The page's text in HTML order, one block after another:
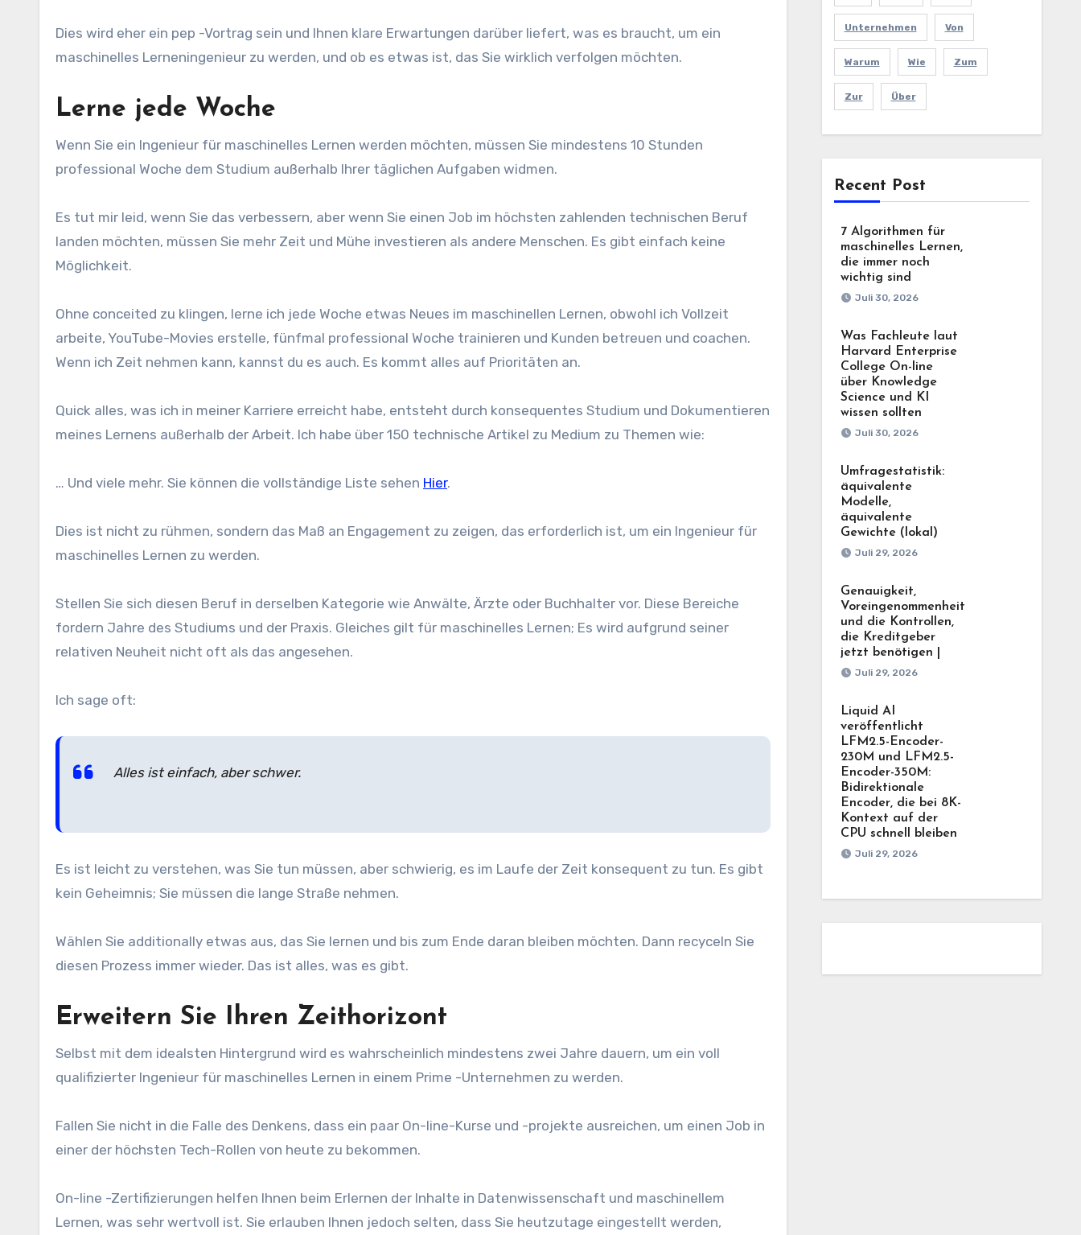
Dies wird eher ein pep -Vortrag sein und Ihnen klare Erwartungen darüber liefert, was es braucht, um ein
maschinelles Lerneningenieur zu werden, und ob es etwas ist, das Sie wirklich verfolgen möchten.
Lerne jede Woche
Wenn Sie ein Ingenieur für maschinelles Lernen werden möchten, müssen Sie mindestens 10 Stunden
professional Woche dem Studium außerhalb Ihrer täglichen Aufgaben widmen.
Es tut mir leid, wenn Sie das verbessern, aber wenn Sie einen Job im höchsten zahlenden technischen Beruf
landen möchten, müssen Sie mehr Zeit und Mühe investieren als andere Menschen. Es gibt einfach keine
Möglichkeit.
Ohne conceited zu klingen, lerne ich jede Woche etwas Neues im maschinellen Lernen, obwohl ich Vollzeit
arbeite, YouTube-Movies erstelle, fünfmal professional Woche trainieren und Kunden betreuen und coachen.
Wenn ich Zeit nehmen kann, kannst du es auch. Es kommt alles auf Prioritäten an.
Quick alles, was ich in meiner Karriere erreicht habe, entsteht durch konsequentes Studium und Dokumentieren
meines Lernens außerhalb der Arbeit. Ich habe über 150 technische Artikel zu Medium zu Themen wie:
… Und viele mehr. Sie können die vollständige Liste sehen Hier.
Dies ist nicht zu rühmen, sondern das Maß an Engagement zu zeigen, das erforderlich ist, um ein Ingenieur für
maschinelles Lernen zu werden.
Stellen Sie sich diesen Beruf in derselben Kategorie wie Anwälte, Ärzte oder Buchhalter vor. Diese Bereiche
fordern Jahre des Studiums und der Praxis. Gleiches gilt für maschinelles Lernen; Es wird aufgrund seiner
relativen Neuheit nicht oft als das angesehen.
Ich sage oft:
Alles ist einfach, aber schwer.
Es ist leicht zu verstehen, was Sie tun müssen, aber schwierig, es im Laufe der Zeit konsequent zu tun. Es gibt
kein Geheimnis; Sie müssen die lange Straße nehmen.
Wählen Sie additionally etwas aus, das Sie lernen und bis zum Ende daran bleiben möchten. Dann recyceln Sie
diesen Prozess immer wieder. Das ist alles, was es gibt.
Erweitern Sie Ihren Zeithorizont
Selbst mit dem idealsten Hintergrund wird es wahrscheinlich mindestens zwei Jahre dauern, um ein voll
qualifizierter Ingenieur für maschinelles Lernen in einem Prime -Unternehmen zu werden.
Fallen Sie nicht in die Falle des Denkens, dass ein paar On-line-Kurse und -projekte ausreichen, um einen Job in
einer der höchsten Tech-Rollen von heute zu bekommen.
On-line -Zertifizierungen helfen Ihnen beim Erlernen der Inhalte in Datenwissenschaft und maschinellem
Lernen, was sehr wertvoll ist. Sie erlauben Ihnen jedoch selten, dass Sie heutzutage eingestellt werden,
Unternehmen Von
Warum Wie Zum
Zur Über
Recent Post
7 Algorithmen für
maschinelles Lernen,
die immer noch
wichtig sind
Juli 30, 2026
Was Fachleute laut
Harvard Enterprise
College On-line
über Knowledge
Science und KI
wissen sollten
Juli 30, 2026
Umfragestatistik:
äquivalente
Modelle,
äquivalente
Gewichte (lokal)
Juli 29, 2026
Genauigkeit,
Voreingenommenheit
und die Kontrollen,
die Kreditgeber
jetzt benötigen |
Juli 29, 2026
Liquid AI
veröffentlicht
LFM2.5-Encoder-
230M und LFM2.5-
Encoder-350M:
Bidirektionale
Encoder, die bei 8K-
Kontext auf der
CPU schnell bleiben
Juli 29, 2026